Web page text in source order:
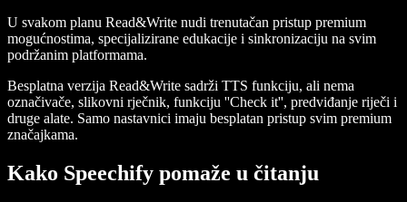
U svakom planu Read&Write nudi trenutačan pristup premium
mogućnostima, specijalizirane edukacije i sinkronizaciju na svim
podržanim platformama.
Besplatna verzija Read&Write sadrži TTS funkciju, ali nema
označivače, slikovni rječnik, funkciju ''Check it'', predviđanje riječi i
druge alate. Samo nastavnici imaju besplatan pristup svim premium
značajkama.
Kako Speechify pomaže u čitanju